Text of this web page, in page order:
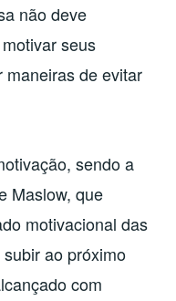
não deve
seus
maneiras de evitar
sendo a
Maslow, que
motivacional das
ao próximo
com